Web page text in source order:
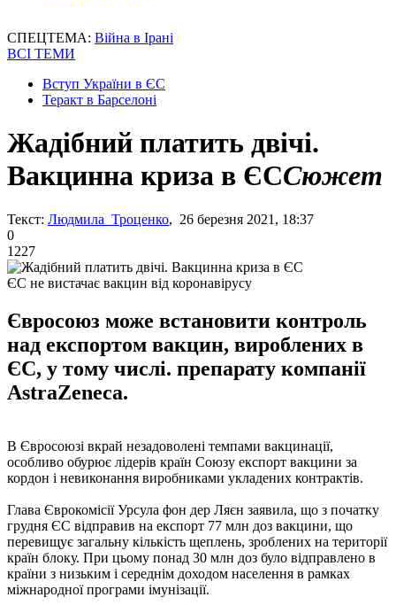
СПЕЦТЕМА: Війна в Ірані
ВСІ ТЕМИ
Вступ України в ЄС
Теракт в Барселоні
Жадібний платить двічі.
Вакцинна криза в ЄССюжет
Текст: Людмила Троценко, 26 березня 2021, 18:37
0
1227
ЄС не вистачає вакцин від коронавірусу
Євросоюз може встановити контроль
над експортом вакцин, вироблених в
ЄС, у тому числі. препарату компанії
AstraZeneca.
В Євросоюзі вкрай незадоволені темпами вакцинації,
особливо обурює лідерів країн Союзу експорт вакцини за
кордон і невиконання виробниками укладених контрактів.
Глава Єврокомісії Урсула фон дер Ляєн заявила, що з початку
грудня ЄС відправив на експорт 77 млн ​​доз вакцини, що
перевищує загальну кількість щеплень, зроблених на території
країн блоку. При цьому понад 30 млн доз було відправлено в
країни з низьким і середнім доходом населення в рамках
міжнародної програми імунізації.